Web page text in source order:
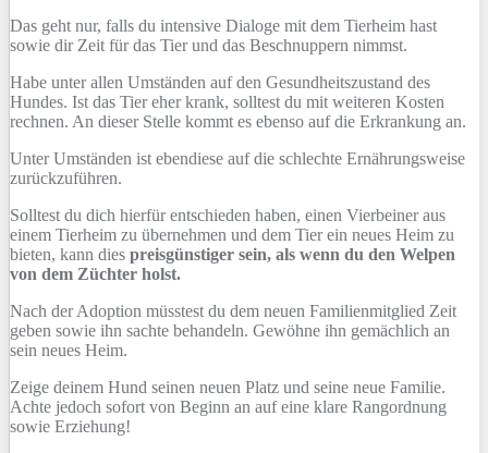
Das geht nur, falls du intensive Dialoge mit dem Tierheim hast
sowie dir Zeit für das Tier und das Beschnuppern nimmst.
Habe unter allen Umständen auf den Gesundheitszustand des
Hundes. Ist das Tier eher krank, solltest du mit weiteren Kosten
rechnen. An dieser Stelle kommt es ebenso auf die Erkrankung an.
Unter Umständen ist ebendiese auf die schlechte Ernährungsweise
zurückzuführen.
Solltest du dich hierfür entschieden haben, einen Vierbeiner aus
einem Tierheim zu übernehmen und dem Tier ein neues Heim zu
bieten, kann dies preisgünstiger sein, als wenn du den Welpen
von dem Züchter holst.
Nach der Adoption müsstest du dem neuen Familienmitglied Zeit
geben sowie ihn sachte behandeln. Gewöhne ihn gemächlich an
sein neues Heim.
Zeige deinem Hund seinen neuen Platz und seine neue Familie.
Achte jedoch sofort von Beginn an auf eine klare Rangordnung
sowie Erziehung!